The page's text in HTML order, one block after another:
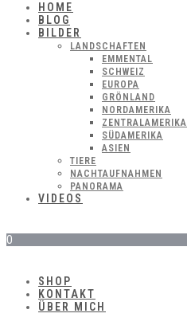
HOME
BLOG
BILDER
LANDSCHAFTEN
EMMENTAL
SCHWEIZ
EUROPA
GRÖNLAND
NORDAMERIKA
ZENTRALAMERIKA
SÜDAMERIKA
ASIEN
TIERE
NACHTAUFNAHMEN
PANORAMA
VIDEOS
0
SHOP
KONTAKT
ÜBER MICH